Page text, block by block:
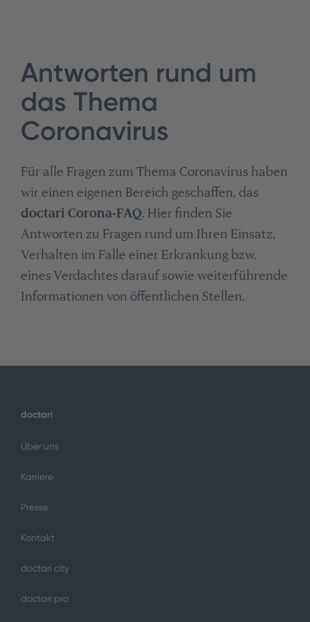
Antworten rund um
das Thema
Coronavirus
Für alle Fragen zum Thema Coronavirus haben
wir einen eigenen Bereich geschaffen, das
doctari Corona-FAQ. Hier finden Sie
Antworten zu Fragen rund um Ihren Einsatz,
Verhalten im Falle einer Erkrankung bzw.
eines Verdachtes darauf sowie weiterführende
Informationen von öffentlichen Stellen.
doctari
Über uns
Karriere
Presse
Kontakt
doctari city
doctari pro